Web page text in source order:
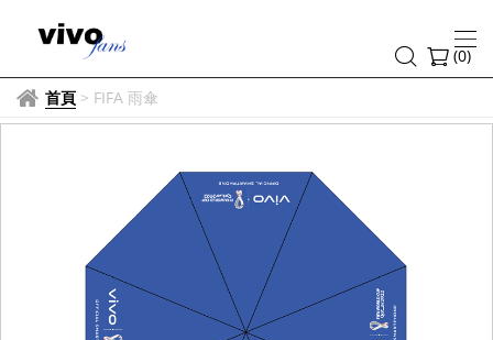
(0)
首頁 > FIFA 雨傘